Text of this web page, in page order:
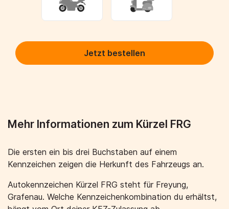
Jetzt bestellen
Mehr Informationen zum Kürzel FRG
Die ersten ein bis drei Buchstaben auf einem
Kennzeichen zeigen die Herkunft des Fahrzeugs an.
Autokennzeichen Kürzel FRG steht für Freyung,
Grafenau. Welche Kennzeichenkombination du erhältst,